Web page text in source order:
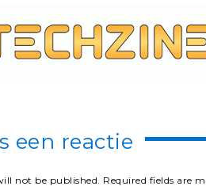
een reactie
not be published. Required fields are